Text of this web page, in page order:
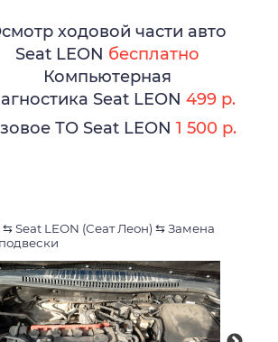
ходовой части авто
Seat LEON бесплатно
Компьютерная
Seat LEON 499 р.
ТО Seat LEON 1 500 р.
⇆ Seat LEON (Сеат Леон) ⇆ Замена